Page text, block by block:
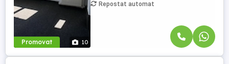
Promovat 10
Repostat automat